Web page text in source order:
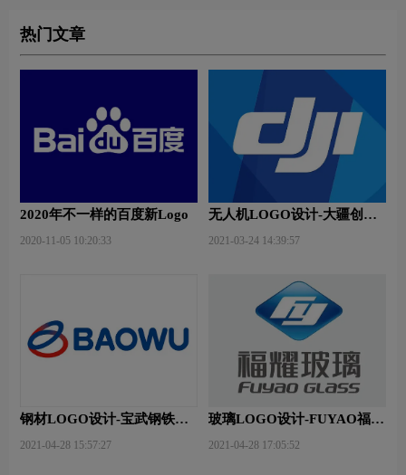
热门文章
2020年不一样的百度新Logo
2020-11-05 10:20:33
无人机LOGO设计-大疆创新
2021-03-24 14:39:57
钢材LOGO设计-宝武钢铁品
2021-04-28 15:57:27
玻璃LOGO设计-FUYAO福耀
2021-04-28 17:05:52